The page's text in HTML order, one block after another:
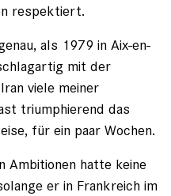
respektiert.
als 1979 in Aix-en-
mit der
viele meiner
triumphierend das
für ein paar Wochen.
­Ambitionen hatte keine
er in Frank­reich im